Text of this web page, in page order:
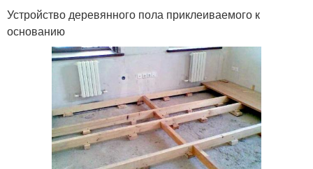
Устройство деревянного пола приклеиваемого к
основанию